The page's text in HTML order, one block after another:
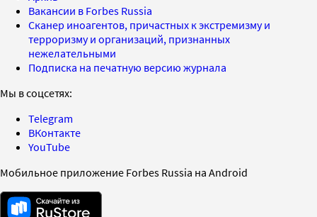
Вакансии в Forbes Russia
Сканер иноагентов, причастных к экстремизму и
терроризму и организаций, признанных
нежелательными
Подписка на печатную версию журнала
Мы в соцсетях:
Telegram
ВКонтакте
YouTube
Мобильное приложение Forbes Russia на Android